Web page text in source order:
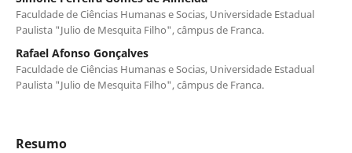
Faculdade de Ciências Humanas e Socias, Universidade Estadual
Paulista "Julio de Mesquita Filho", câmpus de Franca.
Rafael Afonso Gonçalves
Faculdade de Ciências Humanas e Socias, Universidade Estadual
Paulista "Julio de Mesquita Filho", câmpus de Franca.
Resumo